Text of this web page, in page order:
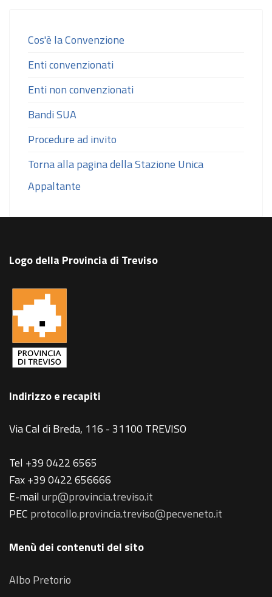
Cos'è la Convenzione
Enti convenzionati
Enti non convenzionati
Bandi SUA
Procedure ad invito
Torna alla pagina della Stazione Unica
Appaltante
Logo della Provincia di Treviso
Indirizzo e recapiti
Via Cal di Breda, 116 - 31100 TREVISO
Tel +39 0422 6565
Fax +39 0422 656666
E-mailurp@provincia.treviso.it
PEC protocollo.provincia.treviso@pecveneto.it
Menù dei contenuti del sito
Albo Pretorio